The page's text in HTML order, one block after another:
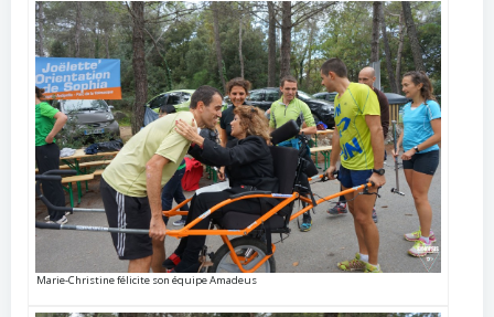
Marie-Christine félicite son équipe Amadeus